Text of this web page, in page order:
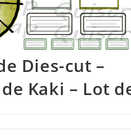
Dies-cut –
Kaki – Lot